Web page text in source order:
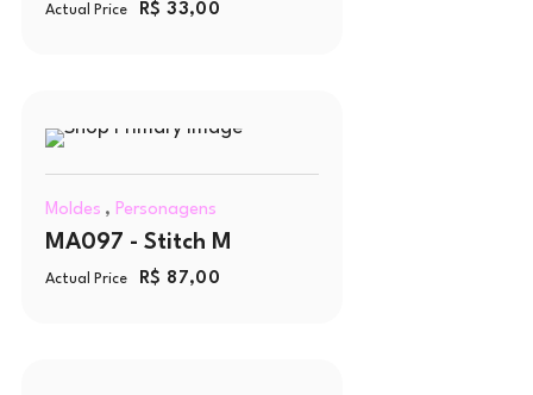
Actual Price R$ 33,00
Moldes , Personagens
MA097 - Stitch M
Actual Price R$ 87,00